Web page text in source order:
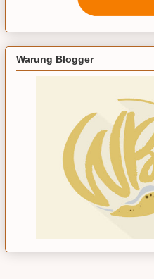
Warung Blogger